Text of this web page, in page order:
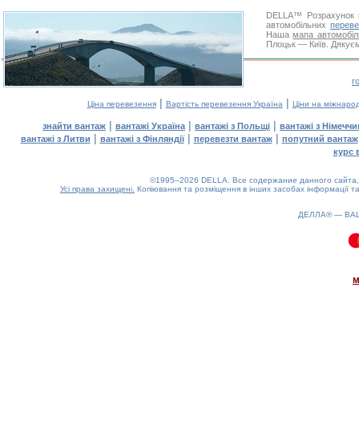
DELLA™
Розрахунок
автомобільних
Нашамапа
Плоцьк — Київ.
Ціна перевезення| Вартість перевезення Україна | Ціни на
знайти вантаж | вантажі Україна | вантажі з Польщі | вантажі з
вантажі з Литви | вантажі з Фінляндії| перевезти вантаж| попутний вантаж
курс
©1995–2026 DELLA. Все содержание данного
Усі права захищені. Копіювання та розміщення в інших засобах інформації
ДЕЛЛА® —